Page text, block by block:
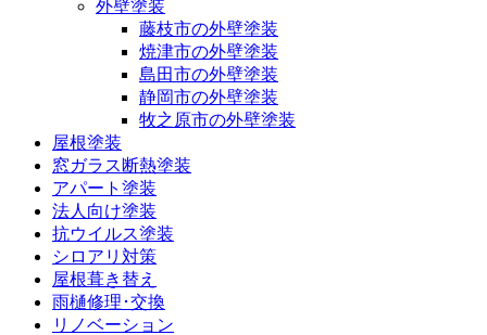
外壁塗装
藤枝市の外壁塗装
焼津市の外壁塗装
島田市の外壁塗装
静岡市の外壁塗装
牧之原市の外壁塗装
屋根塗装
窓ガラス断熱塗装
アパート塗装
法人向け塗装
抗ウイルス塗装
シロアリ対策
屋根葺き替え
雨樋修理･交換
リノベーション